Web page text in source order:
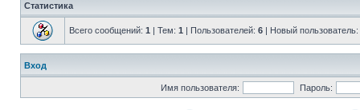
Статистика
Всего сообщений: 1 | Тем: 1 | Пользователей: 6 | Новый пользователь:
Вход
Имя пользователя: Пароль: